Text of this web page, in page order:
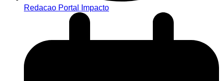
Redacao Portal Impacto